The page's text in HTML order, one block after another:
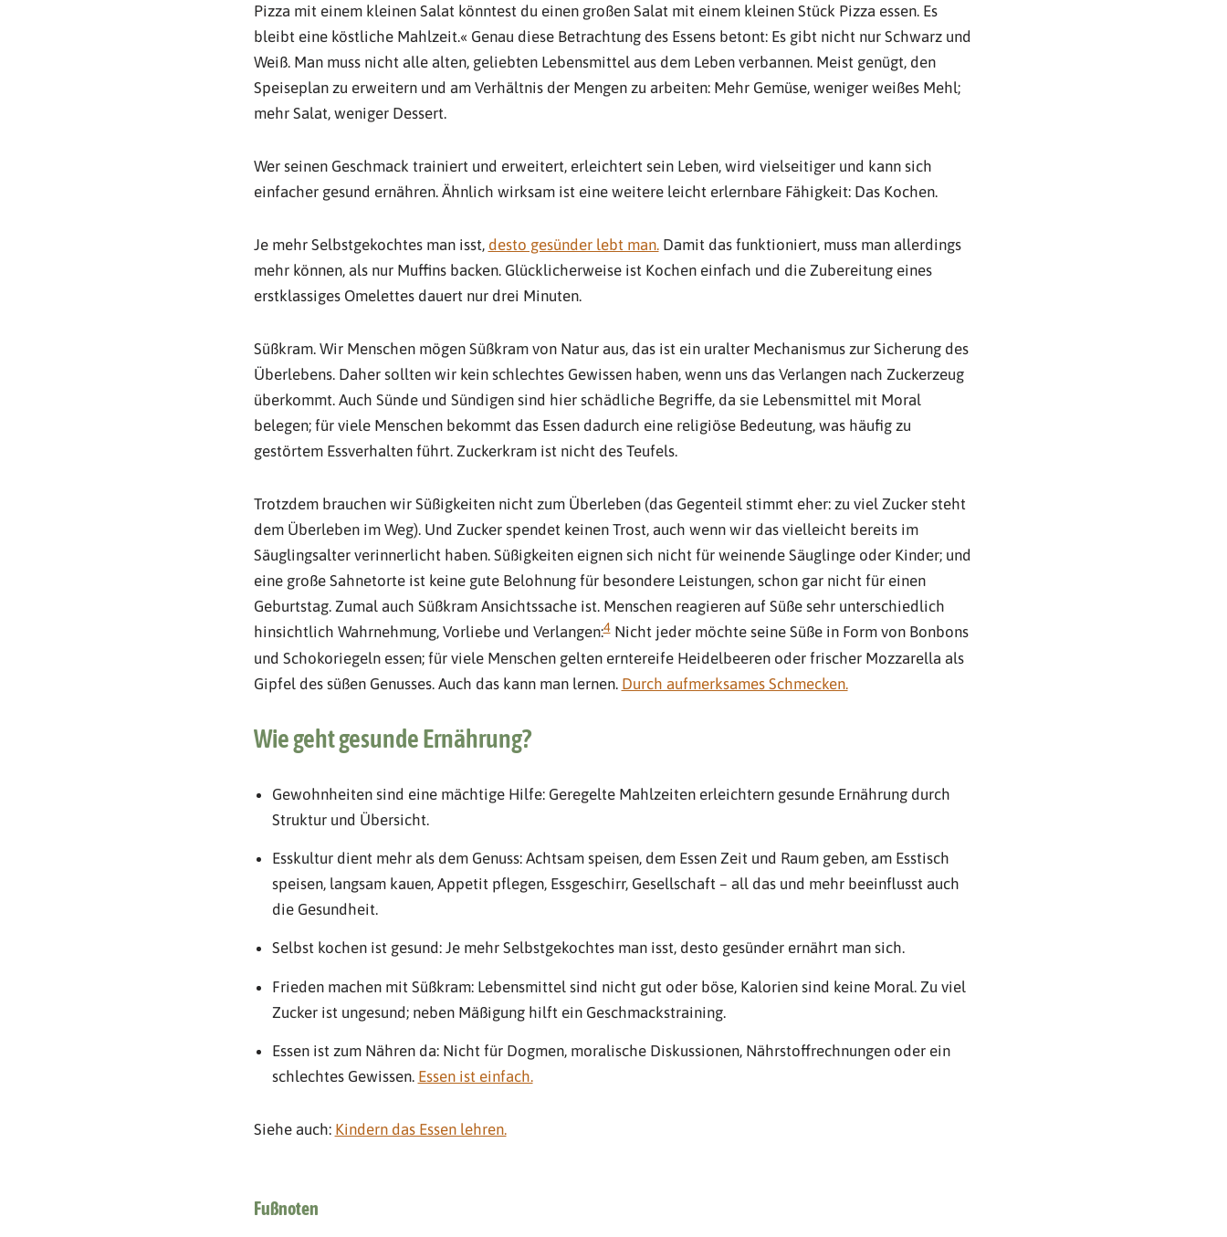
Pizza mit einem kleinen Salat könntest du einen großen Salat mit einem kleinen Stück Pizza essen. Es
bleibt eine köstliche Mahlzeit.« Genau diese Betrachtung des Essens betont: Es gibt nicht nur Schwarz und
Weiß. Man muss nicht alle alten, geliebten Lebensmittel aus dem Leben verbannen. Meist genügt, den
Speiseplan zu erweitern und am Verhältnis der Mengen zu arbeiten: Mehr Gemüse, weniger weißes Mehl;
mehr Salat, weniger Dessert.
Wer seinen Geschmack trainiert und erweitert, erleichtert sein Leben, wird vielseitiger und kann sich
einfacher gesund ernähren. Ähnlich wirksam ist eine weitere leicht erlernbare Fähigkeit: Das Kochen.
Je mehr Selbstgekochtes man isst, desto gesünder lebt man.Damit das funktioniert, muss man allerdings
mehr können, als nur Muffins backen. Glücklicherweise ist Kochen einfach und die Zubereitung eines
erstklassiges Omelettes dauert nur drei Minuten.
Süßkram. Wir Menschen mögen Süßkram von Natur aus, das ist ein uralter Mechanismus zur Sicherung des
Überlebens. Daher sollten wir kein schlechtes Gewissen haben, wenn uns das Verlangen nach Zuckerzeug
überkommt. Auch Sünde und Sündigen sind hier schädliche Begriffe, da sie Lebensmittel mit Moral
belegen; für viele Menschen bekommt das Essen dadurch eine religiöse Bedeutung, was häufig zu
gestörtem Essverhalten führt. Zuckerkram ist nicht des Teufels.
Trotzdem brauchen wir Süßigkeiten nicht zum Überleben (das Gegenteil stimmt eher: zu viel Zucker steht
dem Überleben im Weg). Und Zucker spendet keinen Trost, auch wenn wir das vielleicht bereits im
Säuglingsalter verinnerlicht haben. Süßigkeiten eignen sich nicht für weinende Säuglinge oder Kinder; und
eine große Sahnetorte ist keine gute Belohnung für besondere Leistungen, schon gar nicht für einen
Geburtstag. Zumal auch Süßkram Ansichtssache ist. Menschen reagieren auf Süße sehr unterschiedlich
hinsichtlich Wahrnehmung, Vorliebe und Verlangen:4Nicht jeder möchte seine Süße in Form von Bonbons
und Schokoriegeln essen; für viele Menschen gelten erntereife Heidelbeeren oder frischer Mozzarella als
Gipfel des süßen Genusses. Auch das kann man lernen. Durch aufmerksames Schmecken.
Wie geht gesunde Ernährung?
Gewohnheiten sind eine mächtige Hilfe: Geregelte Mahlzeiten erleichtern gesunde Ernährung durch
Struktur und Übersicht.
Esskultur dient mehr als dem Genuss: Achtsam speisen, dem Essen Zeit und Raum geben, am Esstisch
speisen, langsam kauen, Appetit pflegen, Essgeschirr, Gesellschaft – all das und mehr beeinflusst auch
die Gesundheit.
Selbst kochen ist gesund: Je mehr Selbstgekochtes man isst, desto gesünder ernährt man sich.
Frieden machen mit Süßkram: Lebensmittel sind nicht gut oder böse, Kalorien sind keine Moral. Zu viel
Zucker ist ungesund; neben Mäßigung hilft ein Geschmackstraining.
Essen ist zum Nähren da: Nicht für Dogmen, moralische Diskussionen, Nährstoffrechnungen oder ein
schlechtes Gewissen. Essen ist einfach.
Siehe auch: Kindern das Essen lehren.
Fußnoten